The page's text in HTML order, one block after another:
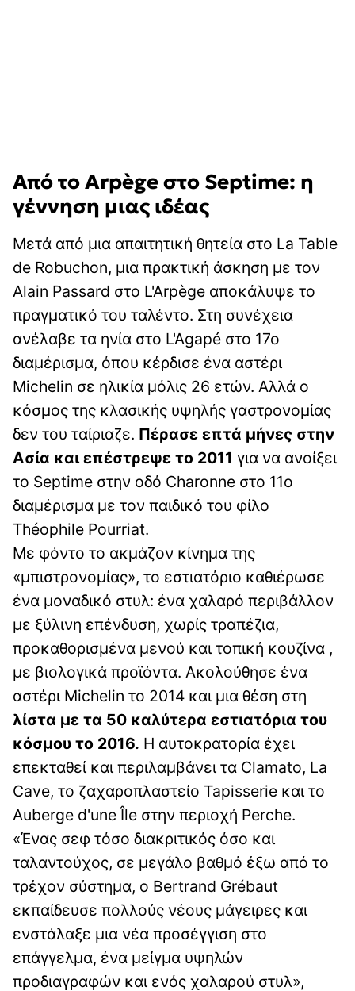
Από το Arpège στο Septime: η
γέννηση μιας ιδέας
Μετά από μια απαιτητική θητεία στο La Table
de Robuchon, μια πρακτική άσκηση με τον
Alain Passard στο L'Arpège αποκάλυψε το
πραγματικό του ταλέντο. Στη συνέχεια
ανέλαβε τα ηνία στο L'Agapé στο 17ο
διαμέρισμα, όπου κέρδισε ένα αστέρι
Michelin σε ηλικία μόλις 26 ετών. Αλλά ο
κόσμος της κλασικής υψηλής γαστρονομίας
δεν του ταίριαζε. Πέρασε επτά μήνες στην
Ασία και επέστρεψε το 2011 για να ανοίξει
το Septime στην οδό Charonne στο 11ο
διαμέρισμα με τον παιδικό του φίλο
Théophile Pourriat.
Με φόντο το ακμάζον κίνημα της
«μπιστρονομίας», το εστιατόριο καθιέρωσε
ένα μοναδικό στυλ: ένα χαλαρό περιβάλλον
με ξύλινη επένδυση, χωρίς τραπέζια,
προκαθορισμένα μενού και τοπική κουζίνα ,
με βιολογικά προϊόντα. Ακολούθησε ένα
αστέρι Michelin το 2014 και μια θέση στη
λίστα με τα 50 καλύτερα εστιατόρια του
κόσμου το 2016. Η αυτοκρατορία έχει
επεκταθεί και περιλαμβάνει τα Clamato, La
Cave, το ζαχαροπλαστείο Tapisserie και το
Auberge d'une Île στην περιοχή Perche.
«Ένας σεφ τόσο διακριτικός όσο και
ταλαντούχος, σε μεγάλο βαθμό έξω από το
τρέχον σύστημα, ο Bertrand Grébaut
εκπαίδευσε πολλούς νέους μάγειρες και
ενστάλαξε μια νέα προσέγγιση στο
επάγγελμα, ένα μείγμα υψηλών
προδιαγραφών και ενός χαλαρού στυλ»,